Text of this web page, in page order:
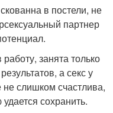
в постели, не
партнер
занята только
а секс у
слишком счастлива,
сохранить.